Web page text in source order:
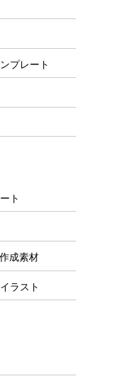
プレート
ト
成素材
ラスト